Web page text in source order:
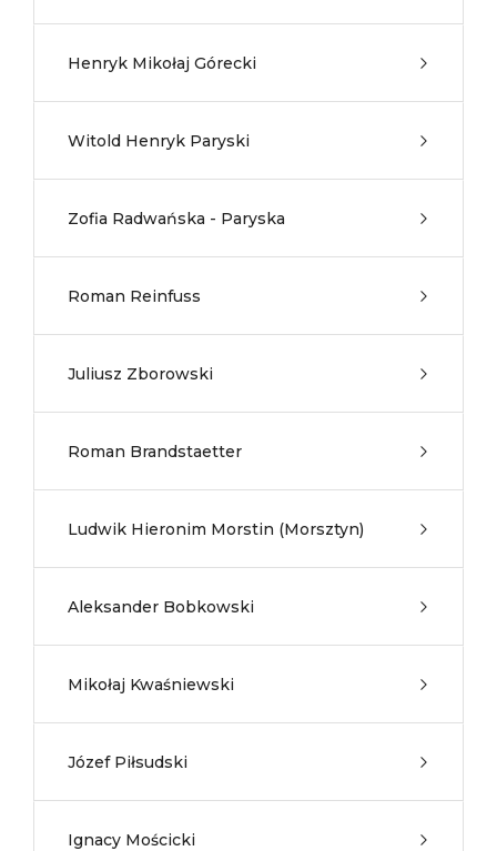
Henryk Mikołaj Górecki
Witold Henryk Paryski
Zofia Radwańska - Paryska
Roman Reinfuss
Juliusz Zborowski
Roman Brandstaetter
Ludwik Hieronim Morstin (Morsztyn)
Aleksander Bobkowski
Mikołaj Kwaśniewski
Józef Piłsudski
Ignacy Mościcki